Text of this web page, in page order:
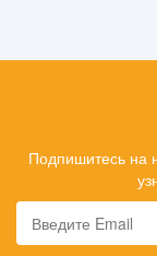
Подпишитесь на